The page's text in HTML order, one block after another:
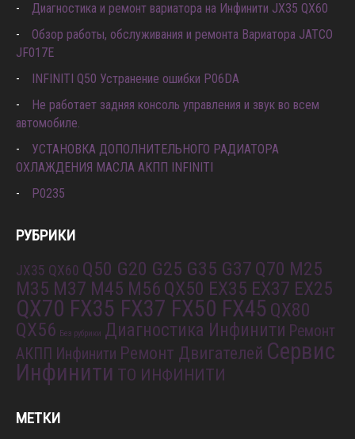
Диагностика и ремонт вариатора на Инфинити JX35 QX60
Обзор работы, обслуживания и ремонта Вариатора JATCO
JF017E
INFINITI Q50 Устранение ошибки P06DA
Не работает задняя консоль управления и звук во всем
автомобиле.
УСТАНОВКА ДОПОЛНИТЕЛЬНОГО РАДИАТОРА
ОХЛАЖДЕНИЯ МАСЛА АКПП INFINITI
P0235
РУБРИКИ
JX35 QX60 Q50 G20 G25 G35 G37 Q70 M25
M35 M37 M45 M56 QX50 EX35 EX37 EX25
QX70 FX35 FX37 FX50 FX45 QX80
QX56 Без рубрики Диагностика Инфинити Ремонт
АКПП Инфинити Ремонт Двигателей Сервис
Инфинити ТО ИНФИНИТИ
МЕТКИ